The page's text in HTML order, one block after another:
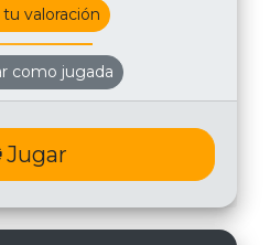
tu valoración
como jugada
Jugar